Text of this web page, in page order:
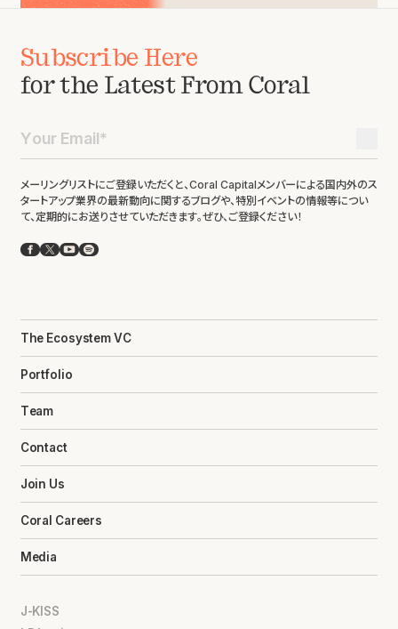
Subscribe Here
for the Latest From Coral
メーリングリストにご登録いただくと、Coral Capitalメンバーによる国内外のス
タートアップ業界の最新動向に関するブログや、特別イベントの情報等につい
て、定期的にお送りさせていただきます。ぜひ、ご登録ください！
Facebook
X YouTube
Spotify
The Ecosystem VC
Portfolio
Team
Contact
Join Us
Coral Careers
Media
J-KISS